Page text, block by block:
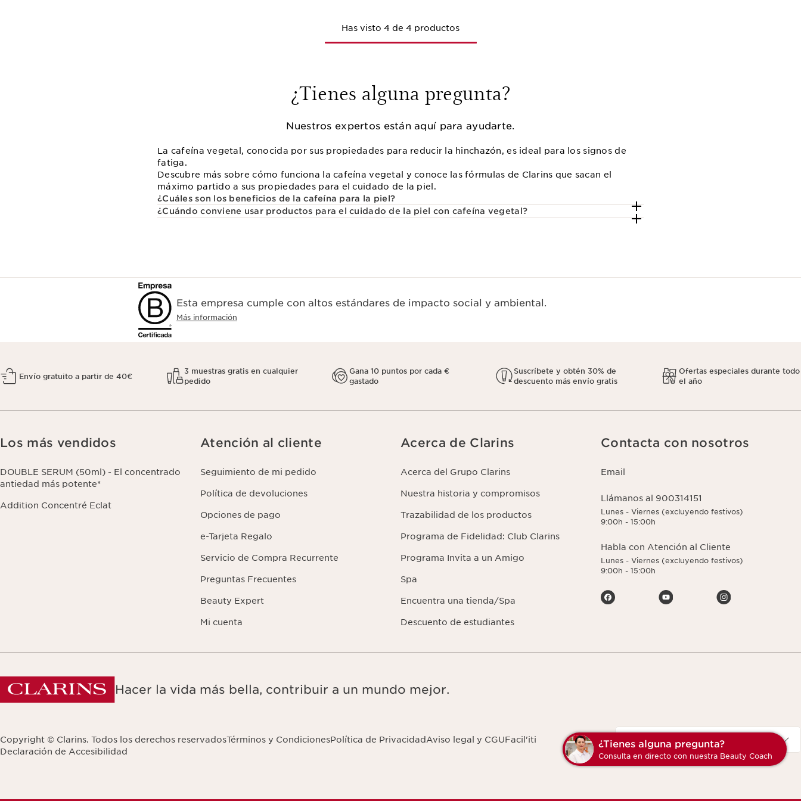
Has visto 4 de 4 productos
¿Tienes alguna pregunta?
Nuestros expertos están aquí para ayudarte.
La cafeína vegetal, conocida por sus propiedades para reducir la hinchazón, es ideal para los signos de
fatiga.
Descubre más sobre cómo funciona la cafeína vegetal y conoce las fórmulas de Clarins que sacan el
máximo partido a sus propiedades para el cuidado de la piel.
¿Cuáles son los beneficios de la cafeína para la piel?
¿Cuándo conviene usar productos para el cuidado de la piel con cafeína vegetal?
¿Tienes alguna pregunta?
Consulta en directo con nuestra Beauty Coach
Esta empresa cumple con altos estándares de impacto social y ambiental.
Más información
Envío gratuito a partir de 40€
3 muestras gratis en cualquier
pedido
Gana 10 puntos por cada €
gastado
Suscríbete y obtén 30% de
descuento más envío gratis
Ofertas especiales durante todo
el año
Los más vendidos
DOUBLE SERUM (50ml) - El concentrado
antiedad más potente*
Addition Concentré Eclat
Atención al cliente
Seguimiento de mi pedido
Política de devoluciones
Opciones de pago
e-Tarjeta Regalo
Servicio de Compra Recurrente
Preguntas Frecuentes
Beauty Expert
Mi cuenta
Acerca de Clarins
Acerca del Grupo Clarins
Nuestra historia y compromisos
Trazabilidad de los productos
Programa de Fidelidad: Club Clarins
Programa Invita a un Amigo
Spa
Encuentra una tienda/Spa
Descuento de estudiantes
Contacta con nosotros
Email
Llámanos al 900314151
Lunes - Viernes (excluyendo festivos)
9:00h - 15:00h
Habla con Atención al Cliente
Lunes - Viernes (excluyendo festivos)
9:00h - 15:00h
Hacer la vida más bella, contribuir a un mundo mejor.
Copyright © Clarins. Todos los derechos reservadosTérminos y CondicionesPolítica de PrivacidadAviso legal y CGUFacil'iti
Declaración de Accesibilidad
Navigates to
España